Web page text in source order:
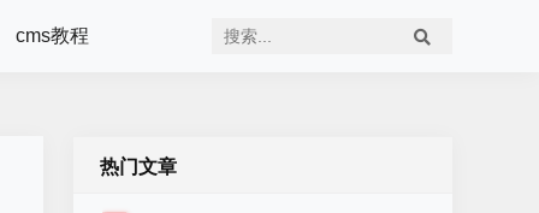
cms教程
热门文章